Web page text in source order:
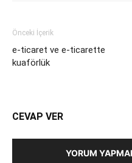
Önceki İçerik
e-ticaret ve e-ticarette
kuaförlük
CEVAP VER
YORUM